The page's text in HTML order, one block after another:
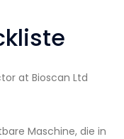
at Bioscan Ltd
Maschine, die in